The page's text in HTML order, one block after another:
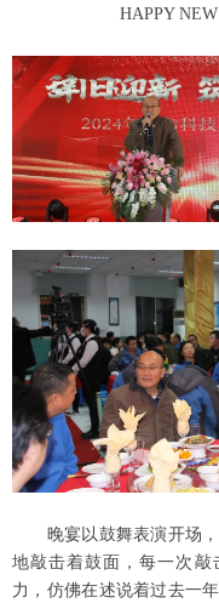
HAPPY
晚宴以鼓舞表演开场，
地敲击着鼓面，每一次敲
力，仿佛在述说着过去一